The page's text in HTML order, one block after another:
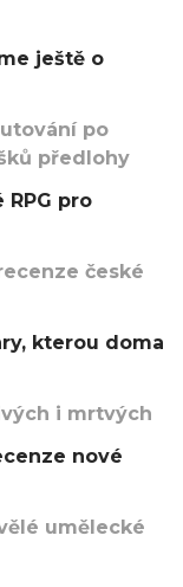
ještě o
po
předlohy
pro
české
kterou doma
i mrtvých
nové
umělecké